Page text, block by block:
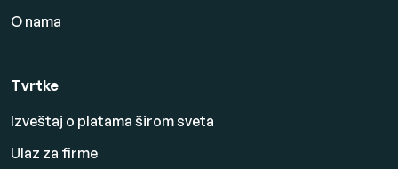
O nama
Tvrtke
Izveštaj o platama širom sveta
Ulaz za firme